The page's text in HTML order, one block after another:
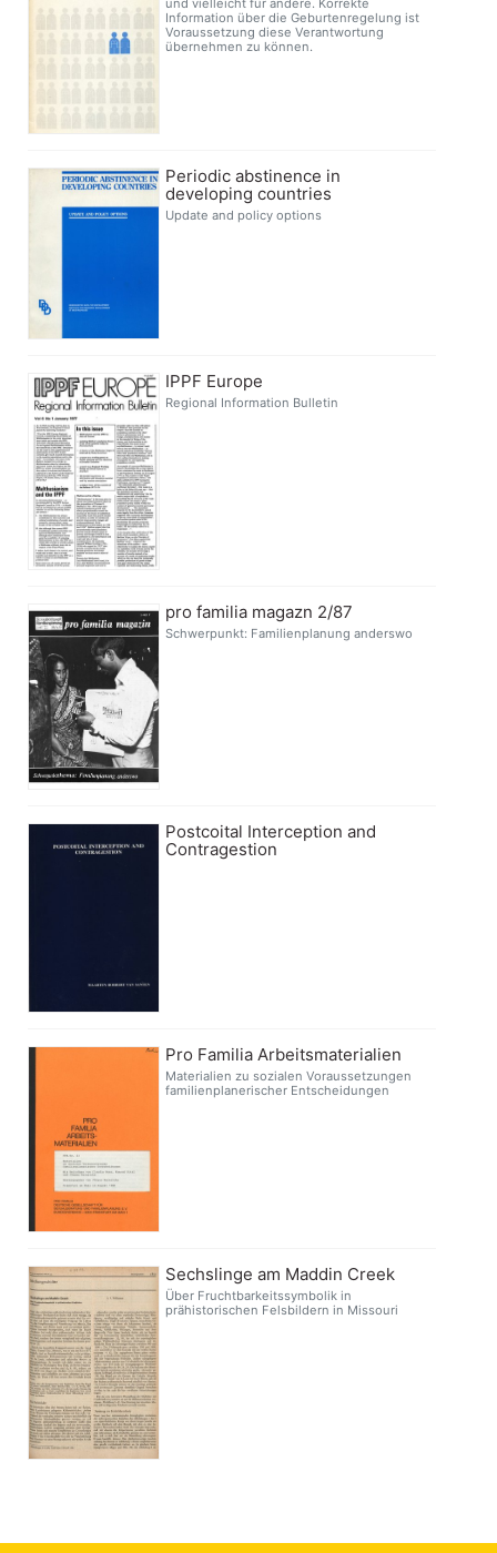
und vielleicht für andere. Korrekte
Information über die Geburtenregelung ist
Voraussetzung diese Verantwortung
übernehmen zu können.
Periodic abstinence in
developing countries
Update and policy options
IPPF Europe
Regional Information Bulletin
pro familia magazn 2/87
Schwerpunkt: Familienplanung anderswo
Postcoital Interception and
Contragestion
Pro Familia Arbeitsmaterialien
Materialien zu sozialen Voraussetzungen
familienplanerischer Entscheidungen
Sechslinge am Maddin Creek
Über Fruchtbarkeitssymbolik in
prähistorischen Felsbildern in Missouri